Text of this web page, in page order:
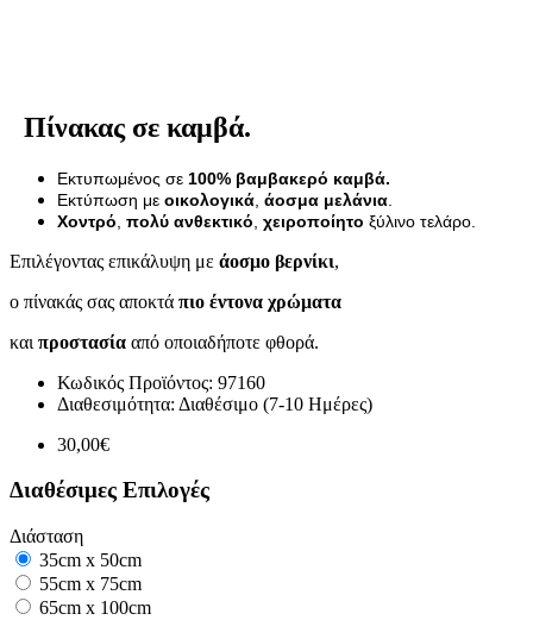
Πίνακας σε καμβά.
Εκτυπωμένος σε 100% βαμβακερό καμβά.
Εκτύπωση με οικολογικά άοσμα μελάνια
Χοντρό πολύ ανθεκτικό χειροποίητο ξύλινο τελάρο.
Επιλέγοντας επικάλυψη με άοσμο βερνίκι,
ο πίνακάς σας αποκτά πιο έντονα χρώματα
και προστασία από οποιαδήποτε φθορά.
Κωδικός Προϊόντος: 97160
Διαθεσιμότητα: Διαθέσιμο (7-10 Ημέρες)
30,00€
Διαθέσιμες Επιλογές
Διάσταση
35cm x 50cm
55cm x 75cm
65cm x 100cm